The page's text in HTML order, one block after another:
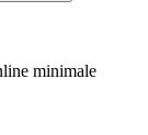
minimale